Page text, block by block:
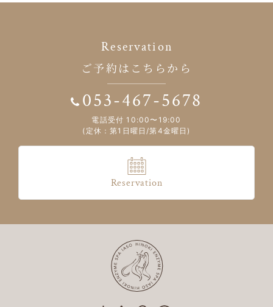
Reservation
ご予約はこちらから
053-467-5678
電話受付 10:00〜19:00
(定休：第1日曜日/第4金曜日)
Reservation